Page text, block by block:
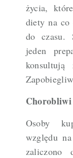
życia,
diety na co
do czasu.
jeden
Osoby
względu
zaliczono